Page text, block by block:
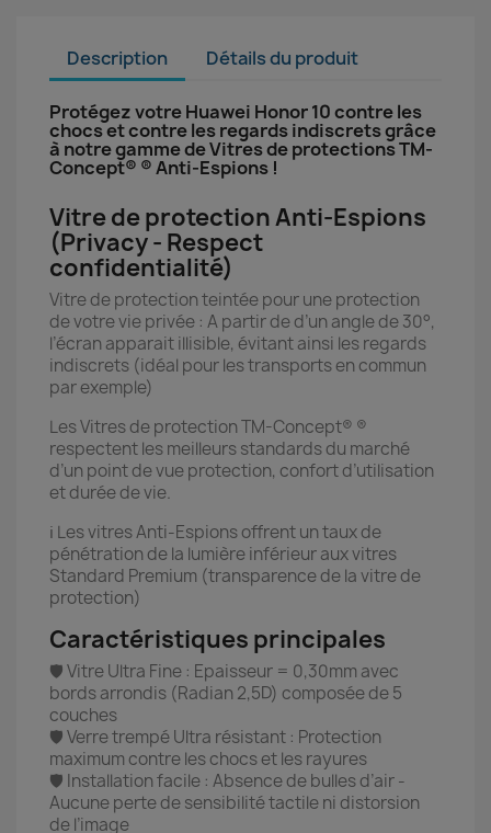
Description Détails du produit
Protégez votre Huawei Honor 10 contre les
chocs et contre les regards indiscrets grâce
à notre gamme de Vitres de protections TM-
Concept® ® Anti-Espions !
Vitre de protection Anti-Espions
(Privacy - Respect
confidentialité)
Vitre de protection teintée pour une protection
de votre vie privée : A partir de d’un angle de 30°,
l’écran apparait illisible, évitant ainsi les regards
indiscrets (idéal pour les transports en commun
par exemple)
Les Vitres de protection TM-Concept® ®
respectent les meilleurs standards du marché
d’un point de vue protection, confort d’utilisation
et durée de vie.
ℹ️ Les vitres Anti-Espions offrent un taux de
pénétration de la lumière inférieur aux vitres
Standard Premium (transparence de la vitre de
protection)
Caractéristiques principales
🛡️ Vitre Ultra Fine : Epaisseur = 0,30mm avec
bords arrondis (Radian 2,5D) composée de 5
couches
🛡️ Verre trempé Ultra résistant : Protection
maximum contre les chocs et les rayures
🛡️ Installation facile : Absence de bulles d’air -
Aucune perte de sensibilité tactile ni distorsion
de l’image